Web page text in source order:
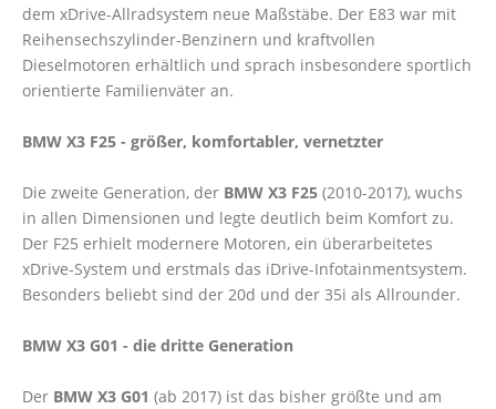
dem xDrive-Allradsystem neue Maßstäbe. Der E83 war mit
Reihensechszylinder-Benzinern und kraftvollen
Dieselmotoren erhältlich und sprach insbesondere sportlich
orientierte Familienväter an.
BMW X3 F25 - größer, komfortabler, vernetzter
Die zweite Generation, der BMW X3 F25 (2010-2017), wuchs
in allen Dimensionen und legte deutlich beim Komfort zu.
Der F25 erhielt modernere Motoren, ein überarbeitetes
xDrive-System und erstmals das iDrive-Infotainmentsystem.
Besonders beliebt sind der 20d und der 35i als Allrounder.
BMW X3 G01 - die dritte Generation
Der BMW X3 G01 (ab 2017) ist das bisher größte und am